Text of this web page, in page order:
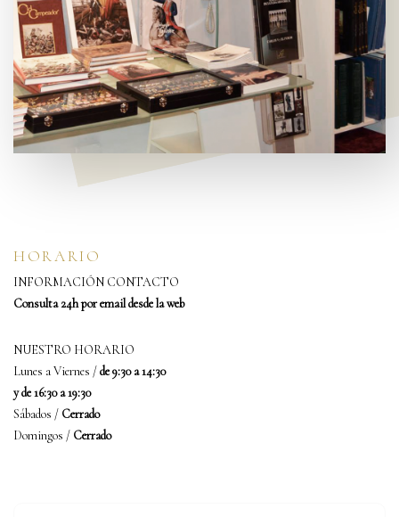
HORARIO
INFORMACIÓN CONTACTO
Consulta 24h por email desde la web
NUESTRO HORARIO
Lunes a Viernes /de9:30 a 14:30
yde 16:30 a 19:30
Sábados / Cerrado
Domingos / Cerrado